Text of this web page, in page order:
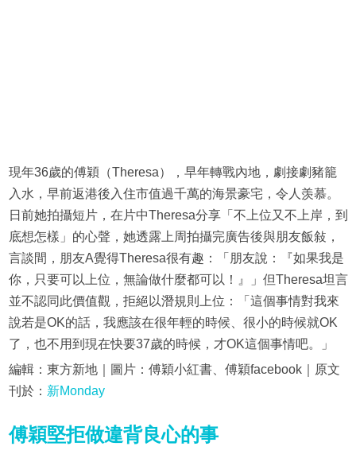
現年36歲的傅穎（Theresa），早年轉戰內地，劇接劇豬籠
入水，早前返港後入住市值過千萬的海景豪宅，令人羡慕。
日前她拍攝短片，在片中Theresa分享「不上位又不上岸，到
底想怎樣」的心聲，她透露上周拍攝完廣告後與朋友飯敍，
言談間，朋友A覺得Theresa很有趣：「朋友說：『如果我是
你，只要可以上位，無論做什麼都可以！』」但Theresa坦言
並不認同此價值觀，拒絕以潛規則上位：「這個事情對我來
說若是OK的話，我應該在很年輕的時候、很小的時候就OK
了，也不用到現在快要37歲的時候，才OK這個事情吧。」
編輯：東方新地｜圖片：傅穎小紅書、傅穎facebook｜原文
刊於： 新Monday
傅穎堅拒做違背良心的事